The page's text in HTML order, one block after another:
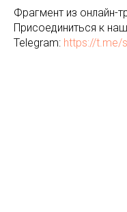
Фрагмент из онлайн-
Присоединиться к
Telegram: https://t.me/